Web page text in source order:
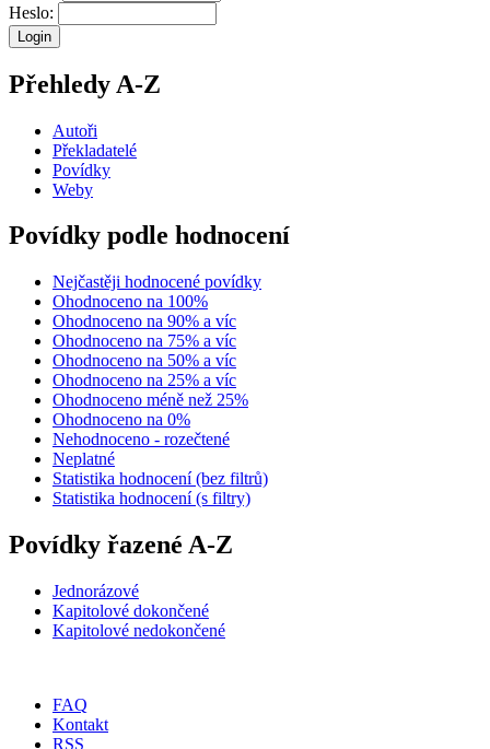
Heslo:
Přehledy A-Z
Autoři
Překladatelé
Povídky
Weby
Povídky podle hodnocení
Nejčastěji hodnocené povídky
Ohodnoceno na 100%
Ohodnoceno na 90% a víc
Ohodnoceno na 75% a víc
Ohodnoceno na 50% a víc
Ohodnoceno na 25% a víc
Ohodnoceno méně než 25%
Ohodnoceno na 0%
Nehodnoceno - rozečtené
Neplatné
Statistika hodnocení (bez filtrů)
Statistika hodnocení (s filtry)
Povídky řazené A-Z
Jednorázové
Kapitolové dokončené
Kapitolové nedokončené
FAQ
Kontakt
RSS